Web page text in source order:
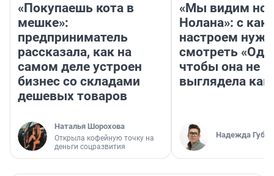
«Покупаешь кота в
мешке»:
предприниматель
рассказала, как на
самом деле устроен
бизнес со складами
дешевых товаров
Наталья Шорохова
Открыла кофейную точку на
деньги соцразвития
«Мы видим
Нолана»: с
настроем
смотреть
чтобы она не
выглядела как
Надежда